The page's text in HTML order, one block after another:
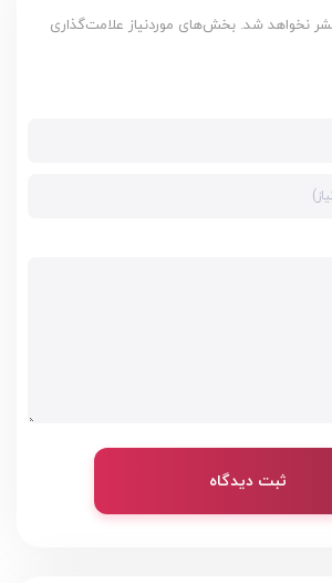
نخواهد شد. بخش‌های موردنیاز علامت‌گذاری
ثبت دیدگاه